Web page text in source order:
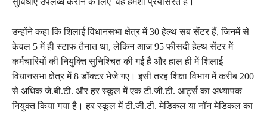
उन्होंने कहा कि शिलाई विधानसभा क्षेत्र में 30 हेल्थ सब सेंटर हैं, जिनमें से
केवल 5 में ही स्टाफ तैनात था, लेकिन आज 95 फीसदी हेल्थ सेंटर में
कर्मचारियों की नियुक्ति सुनिश्चित की गई है और हाल ही में शिलाई
विधानसभा क्षेत्र में 8 डॉक्टर भेजे गए। इसी तरह शिक्षा विभाग में करीब 200
से अधिक जे.बी.टी. और हर स्कूल में एक टी.जी.टी. आर्ट्स का अध्यापक
नियुक्त किया गया है। हर स्कूल में टी.जी.टी. मेडिकल या नॉन मेडिकल का